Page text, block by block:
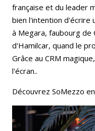
française et du leader
bien l'intention d'écrire
à Megara, faubourg de
d'Hamilcar, quand le
Grâce au CRM
l'écran..
Découvrez SoMezzo